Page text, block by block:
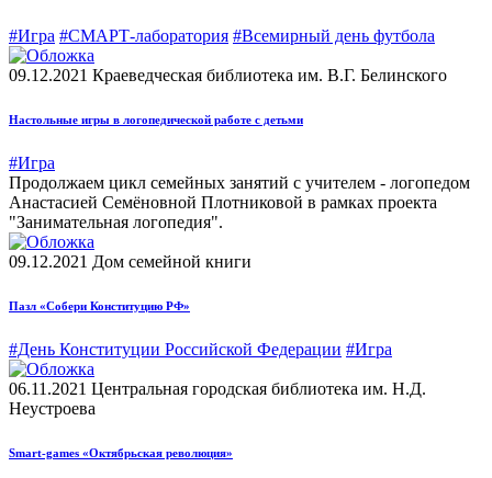
#Игра #СМАРТ-лаборатория #Всемирный день футбола
09.12.2021 Краеведческая библиотека им. В.Г. Белинского
Настольные игры в логопедической работе с детьми
#Игра
Продолжаем цикл семейных занятий с учителем - логопедом
Анастасией Семёновной Плотниковой в рамках проекта
"Занимательная логопедия".
09.12.2021 Дом семейной книги
Пазл «Собери Конституцию РФ»
#День Конституции Российской Федерации #Игра
06.11.2021 Центральная городская библиотека им. Н.Д.
Неустроева
Smart-games «Октябрьская революция»